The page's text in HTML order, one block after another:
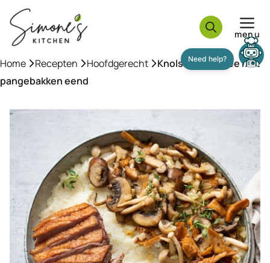
naar
inhoud
menu
Home »Recepten »Hoofdgerecht »Knolselderijpuree met
pangebakken eend